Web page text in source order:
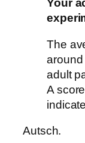
Your
The
adult
A
Autsch.